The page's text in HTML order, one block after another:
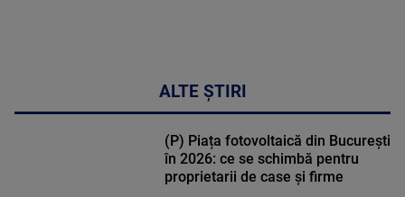
ALTE ȘTIRI
(P) Piața fotovoltaică din București
în 2026: ce se schimbă pentru
proprietarii de case și firme